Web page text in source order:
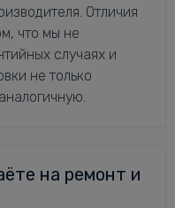
Отличия
что мы не
случаях и
не только
на ремонт и